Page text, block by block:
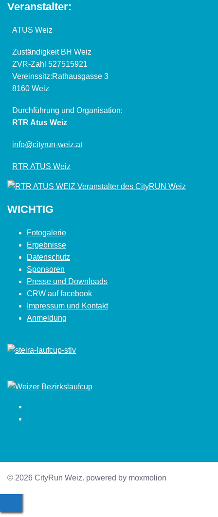
Veranstalter:
ATUS Weiz
Zuständigkeit BH Weiz
ZVR-Zahl 527515921
Vereinssitz:Rathausgasse 3
8160 Weiz
Durchführung und Organisation:
RTR Atus Weiz
info@cityrun-weiz.at
RTR ATUS Weiz
WICHTIG
Fotogalerie
Ergebnisse
Datenschutz
Sponsoren
Presse und Downloads
CRW auf facebook
Impressum und Kontakt
Anmeldung
© 2026 CityRun Weiz. powered by moxmolion